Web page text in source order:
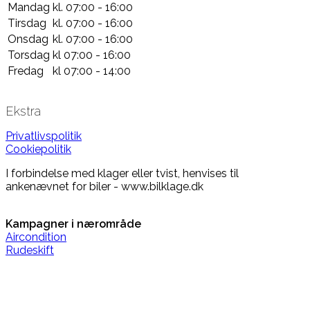
Mandag kl. 07:00 - 16:00
Tirsdag kl. 07:00 - 16:00
Onsdag kl. 07:00 - 16:00
Torsdag kl 07:00 - 16:00
Fredag
kl 07:00 - 14:00
Ekstra
Privatlivspolitik
Cookiepolitik
I forbindelse med klager eller tvist, henvises til
ankenævnet for biler - www.bilklage.dk
Kampagner i nærområde
Aircondition
Rudeskift